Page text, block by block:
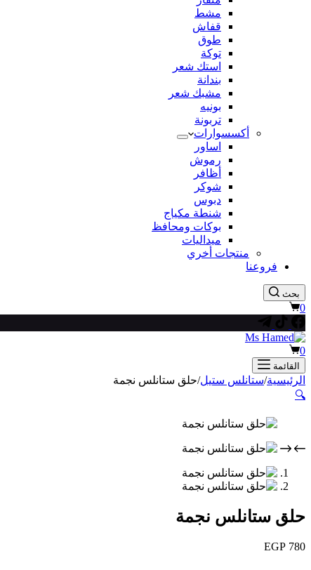
مشط
قفاش
طوق
توكة
استك شعر
بندانة
مشبك شعر
بونيه
تربونة
أكسسوارات
اساور
رموش
أظافر
شوكر
دبوس
شنطة مكياج
بوكات ومحافظ
ميداليات
منتجات أخري
فروعنا
بحث
عربة
0
عربة
التسوق
0
القائمة
الرئيسية/ستانلس ستيل/حلق ستانلس نجمة
🔍
حلق ستانلس نجمة
EGP 780